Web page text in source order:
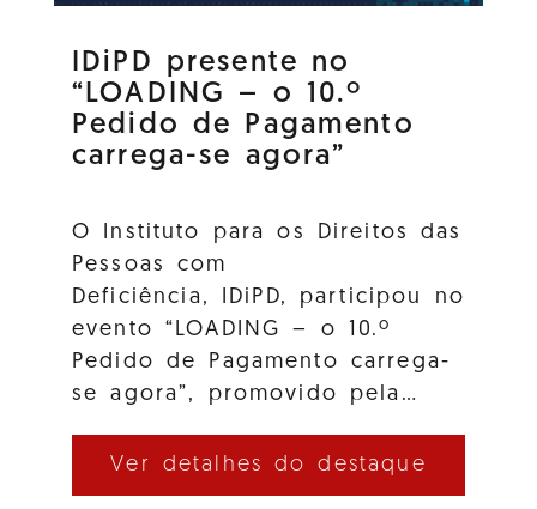
IDiPD presente no
“LOADING – o 10.º
Pedido de Pagamento
carrega-se agora”
O Instituto para os Direitos das
Pessoas com
Deficiência, IDiPD, participou no
evento “LOADING – o 10.º
Pedido de Pagamento carrega-
se agora”, promovido pela…
Ver detalhes do destaque